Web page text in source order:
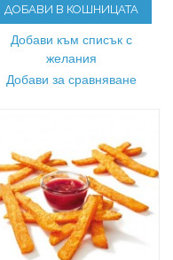
ДОБАВИ В КОШНИЦАТА
Добави към списък с
желания
Добави за сравняване